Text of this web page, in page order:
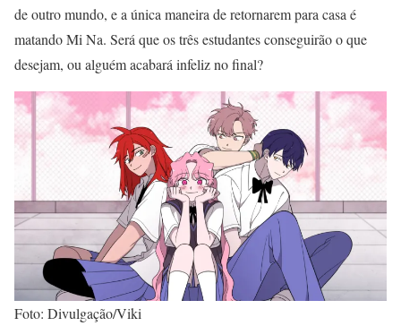
de outro mundo, e a única maneira de retornarem para casa é
matando Mi Na. Será que os três estudantes conseguirão o que
desejam, ou alguém acabará infeliz no final?
Foto: Divulgação/Viki